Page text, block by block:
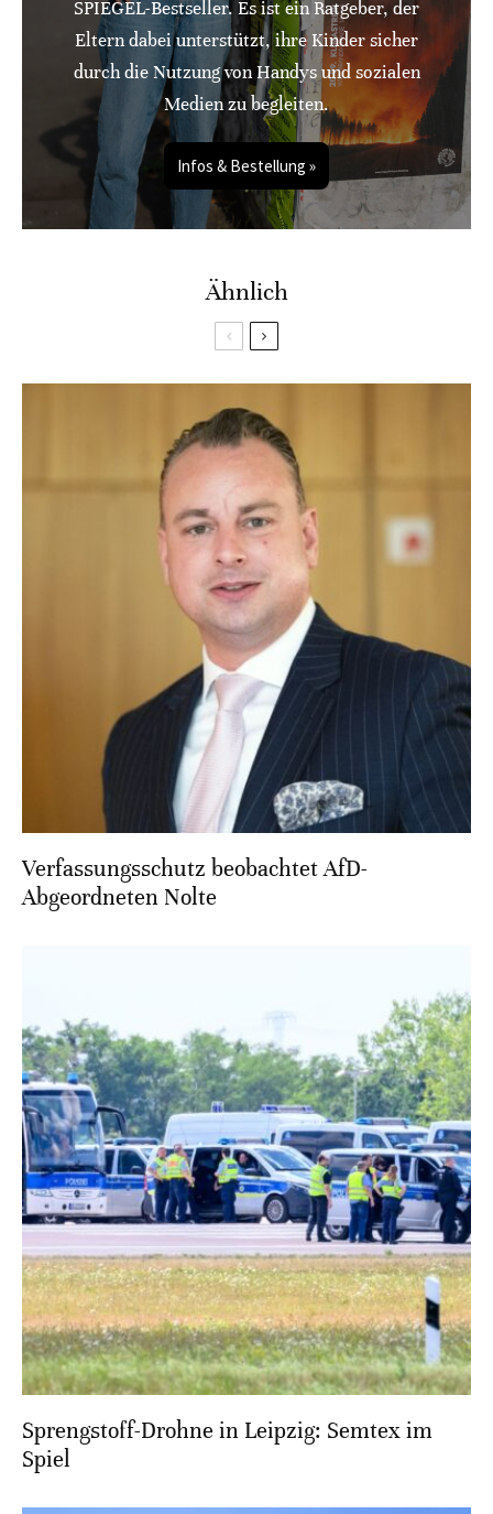
SPIEGEL-Bestseller. Es ist ein Ratgeber, der
Eltern dabei unterstützt, ihre Kinder sicher
durch die Nutzung von Handys und sozialen
Medien zu begleiten.
Infos & Bestellung »
Ähnlich
Verfassungsschutz beobachtet AfD-
Abgeordneten Nolte
Sprengstoff-Drohne in Leipzig: Semtex im
Spiel